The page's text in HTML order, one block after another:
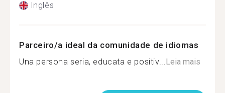
Inglês
Parceiro/a ideal da comunidade de idiomas
Una persona seria, educata e positiv...Leia mais